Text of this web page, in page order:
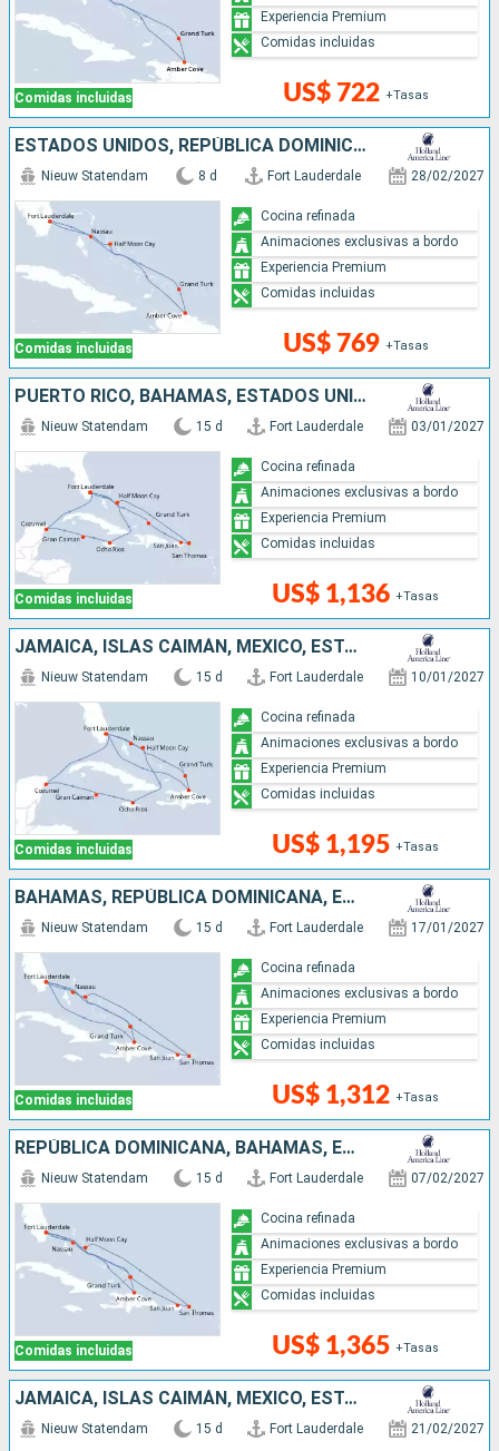
Comidas incluidas US$ 722 +Tasas
Experiencia Premium
Comidas incluidas
ESTADOS UNIDOS, REPÚBLICA DOMINICANA, BAHAMAS
Comidas incluidas
Nieuw Statendam 8 d Fort Lauderdale 28/02/2027
US$ 769 +Tasas
Cocina refinada
Animaciones exclusivas a bordo
Experiencia Premium
Comidas incluidas
PUERTO RICO, BAHAMAS, ESTADOS UNIDOS, JAMAICA, ISLAS CAIMÁN, MÉXICO
Comidas incluidas
Nieuw Statendam 15 d Fort Lauderdale 03/01/2027
US$ 1,136 +Tasas
Cocina refinada
Animaciones exclusivas a bordo
Experiencia Premium
Comidas incluidas
JAMAICA, ISLAS CAIMÁN, MÉXICO, ESTADOS UNIDOS, BAHAMAS, REPÚBLICA DOMINICANA
Comidas incluidas
Nieuw Statendam 15 d Fort Lauderdale 10/01/2027
US$ 1,195 +Tasas
Cocina refinada
Animaciones exclusivas a bordo
Experiencia Premium
Comidas incluidas
BAHAMAS, REPÚBLICA DOMINICANA, ESTADOS UNIDOS, PUERTO RICO
Comidas incluidas
Nieuw Statendam 15 d Fort Lauderdale 17/01/2027
US$ 1,312 +Tasas
Cocina refinada
Animaciones exclusivas a bordo
Experiencia Premium
Comidas incluidas
REPÚBLICA DOMINICANA, BAHAMAS, ESTADOS UNIDOS, PUERTO RICO
Comidas incluidas
Nieuw Statendam 15 d Fort Lauderdale 07/02/2027
US$ 1,365 +Tasas
Cocina refinada
Animaciones exclusivas a bordo
Experiencia Premium
Comidas incluidas
JAMAICA, ISLAS CAIMÁN, MÉXICO, ESTADOS UNIDOS, REPÚBLICA DOMINICANA, BAHAMAS
Nieuw Statendam 15 d Fort Lauderdale 21/02/2027